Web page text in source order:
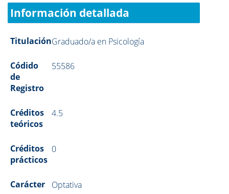
Información detallada
TitulaciónGraduado/a en Psicología
Códido
de
Registro
55586
Créditos
teóricos
4.5
Créditos
prácticos
0
Carácter Optativa